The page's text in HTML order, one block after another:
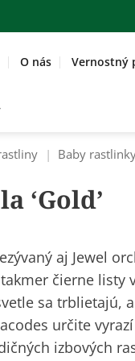
O nás Vernostný
| Baby
‘Gold’
aj Jewel
čierne listy
sa trblietajú,
určite
izbových